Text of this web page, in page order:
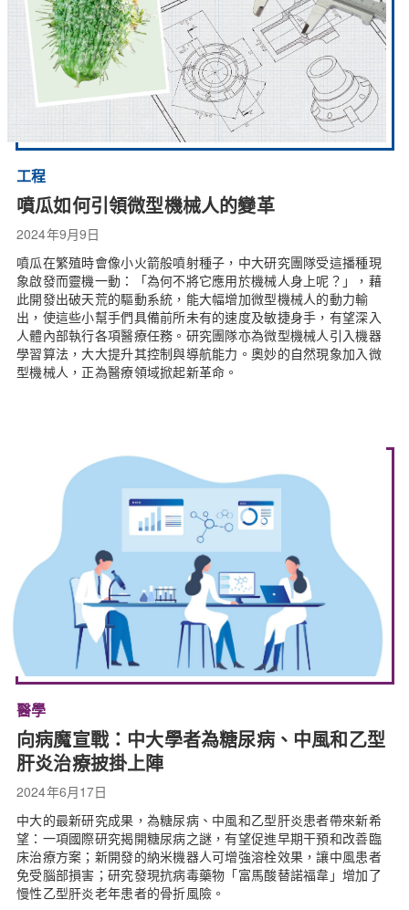
工程
噴瓜如何引領微型機械人的變革
2024年9月9日
噴瓜在繁殖時會像小火箭般噴射種子，中大研究團隊受這播種現
象啟發而靈機一動：「為何不將它應用於機械人身上呢？」，藉
此開發出破天荒的驅動系統，能大幅增加微型機械人的動力輸
出，使這些小幫手們具備前所未有的速度及敏捷身手，有望深入
人體內部執行各項醫療任務。研究團隊亦為微型機械人引入機器
學習算法，大大提升其控制與導航能力。奧妙的自然現象加入微
型機械人，正為醫療領域掀起新革命。
醫學
向病魔宣戰：中大學者為糖尿病、中風和乙型
肝炎治療披掛上陣
2024年6月17日
中大的最新研究成果，為糖尿病、中風和乙型肝炎患者帶來新希
望：一項國際研究揭開糖尿病之謎，有望促進早期干預和改善臨
床治療方案；新開發的納米機器人可增強溶栓效果，讓中風患者
免受腦部損害；研究發現抗病毒藥物「富馬酸替諾福韋」增加了
慢性乙型肝炎老年患者的骨折風險。